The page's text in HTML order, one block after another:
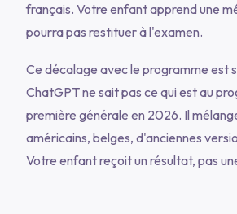
français. Votre enfant apprend une
pourra pas restituer à l'examen.
Ce décalage avec le programme est
ChatGPT ne sait pas ce qui est au
première générale en 2026. Il
américains, belges, d'anciennes
Votre enfant reçoit un résultat, pas